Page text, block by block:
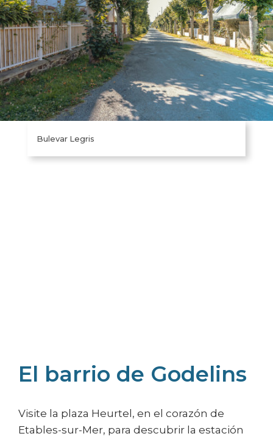
Bulevar Legris
El barrio de Godelins
Visite la plaza Heurtel, en el corazón de
Etables-sur-Mer, para descubrir la estación